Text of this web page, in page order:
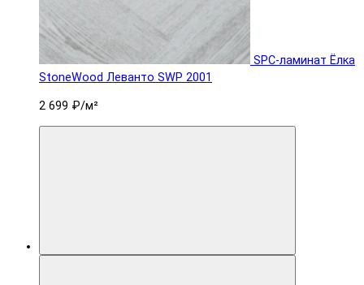
SPC-ламинат Ëлка
StoneWood Леванто SWP 2001
2 699 ₽/м²